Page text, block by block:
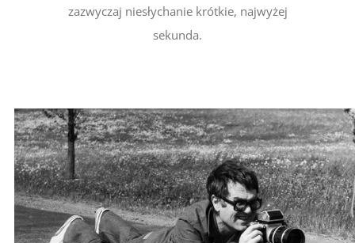
zazwyczaj niesłychanie krótkie, najwyżej
sekunda.